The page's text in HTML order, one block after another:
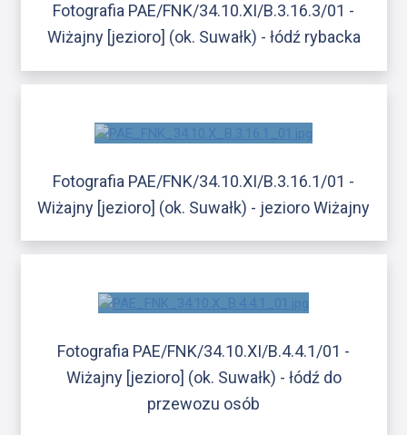
Fotografia PAE/FNK/34.10.XI/B.3.16.3/01 -
Wiżajny [jezioro] (ok. Suwałk) - łódź rybacka
Fotografia PAE/FNK/34.10.XI/B.3.16.1/01 -
Wiżajny [jezioro] (ok. Suwałk) - jezioro Wiżajny
Fotografia PAE/FNK/34.10.XI/B.4.4.1/01 -
Wiżajny [jezioro] (ok. Suwałk) - łódź do
przewozu osób